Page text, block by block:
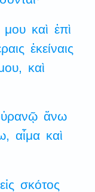
μου καὶ ἐπὶ
ἐκείναις
καὶ
ἄνω
αἷμα καὶ
εἰς σκότος